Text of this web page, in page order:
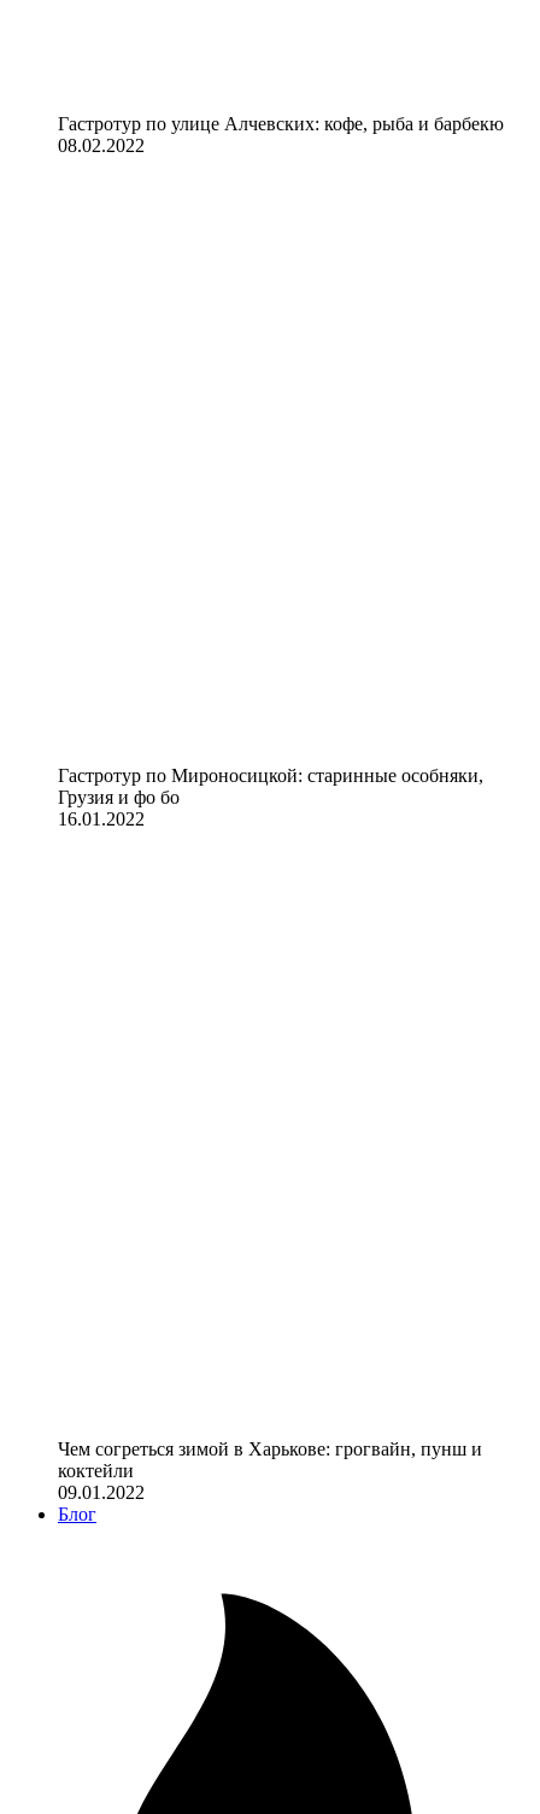
Гастротур по улице Алчевских: кофе, рыба и барбекю
08.02.2022
Гастротур по Мироносицкой: старинные особняки,
Грузия и фо бо
16.01.2022
Чем согреться зимой в Харькове: грогвайн, пунш и
коктейли
09.01.2022
Блог